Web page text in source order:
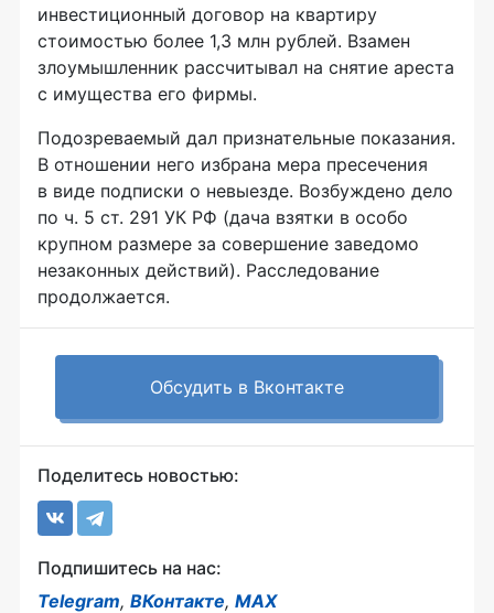
инвестиционный договор на квартиру
стоимостью более 1,3 млн рублей. Взамен
злоумышленник рассчитывал на снятие ареста
с имущества его фирмы.
Подозреваемый дал признательные показания.
В отношении него избрана мера пресечения
в виде подписки о невыезде. Возбуждено дело
по ч. 5 ст. 291 УК РФ (дача взятки в особо
крупном размере за совершение заведомо
незаконных действий). Расследование
продолжается.
Обсудить в Вконтакте
Поделитесь новостью:
Подпишитесь на нас:
Telegram, ВКонтакте, MAX